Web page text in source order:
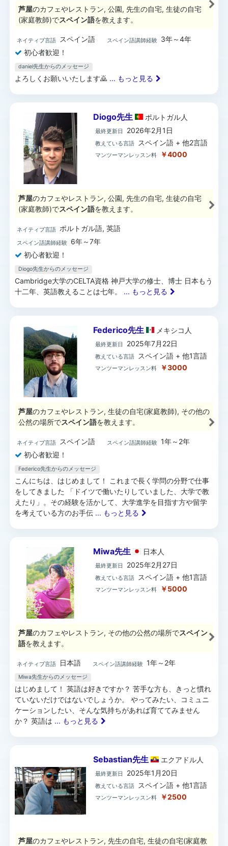
芦屋のカフェやレストラン, 公園, 先生の自宅, 生徒の自宅
(家庭教師)でスペイン語を教えます。
ネイティブ言語 スペイン語 スペイン語講師経験
3年～4年
初心者歓迎！
daniel先生からのメッセージ
よろしくお願いいたします🙇 ... もっと見る
Diogo先生 ポルトガル人
最終更新日 2026年2月1日
教えている言語 スペイン語 + 他2言語
マンツーマンレッスン料 ￥4000
芦屋のカフェやレストラン, 公園, 先生の自宅, 生徒の自宅
(家庭教師)でスペイン語を教えます。
ネイティブ言語 ポルトガル語, 英語
スペイン語講師経験
6年～7年
初心者歓迎！
Diogo先生からのメッセージ
Cambridge大学のCELTA資格 神戸大学の修士、博士 日本もう
十二年、英語教えることは七年。 ... もっと見る
Federico先生 メキシコ 人
最終更新日 2025年7月22日
教えている言語 スペイン語 + 他1言語
マンツーマンレッスン料 ￥3000
芦屋のカフェやレストラン, 生徒の自宅(家庭教師), その他の
公然の場所でスペイン語を教えます。
ネイティブ言語 スペイン語 スペイン語講師経験 1年～2年
初心者歓迎！
Federico先生からのメッセージ
こんにちは、はじめまして！ これまで長く学問の分野で仕事
をしてきました 「ドイツで働いたりしていました、大学で教
えたり」。その経験を活かして、大学進学を目指す方や留学
を考えている方のお手伝 ... もっと見る
Miwa先生 日本 人
最終更新日 2025年2月27日
教えている言語 スペイン語 + 他1言語
マンツーマンレッスン料 ￥5000
芦屋のカフェやレストラン, その他の公然の場所でスペイン
語を教えます。
ネイティブ言語 日本語 スペイン語講師経験 1年～2年
Miwa先生からのメッセージ
はじめまして！ 英語は好きですか？ 苦手な方も、きっと慣れ
ていないだけではないでしょうか。 やってみたい、コミュニ
ケーションしたい、そんな気持ちがあれば育ててみません
か？ 英語は ... もっと見る
Sebastian先生 エクアドル人
最終更新日 2025年1月20日
教えている言語 スペイン語 + 他1言語
マンツーマンレッスン料 ￥2500
芦屋のカフェやレストラン, 先生の自宅, 生徒の自宅(家庭教